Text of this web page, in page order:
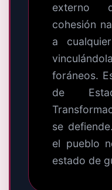
externo
cohesión
a
foráneos.
de
se
el pueblo
estado de